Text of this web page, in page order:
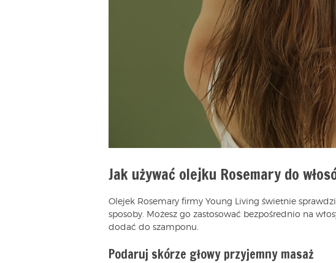
Jak używać olejku Rosemary do
Olejek Rosemary firmy Young Living świetnie
sposoby. Możesz go zastosować bezpośrednio na
dodać do szamponu.
Podaruj skórze głowy przyjemny masaż